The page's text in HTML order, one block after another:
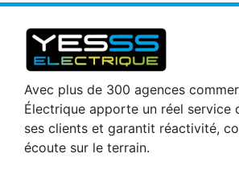
Avec plus de 300 agences
Électrique apporte un réel service
ses clients et garantit réactivité,
écoute sur le terrain.